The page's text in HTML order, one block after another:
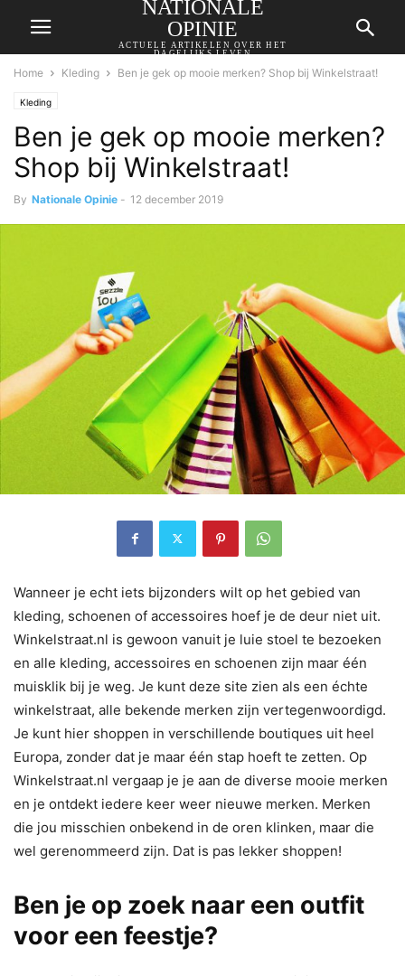
NATIONALE
OPINIE
ACTUELE ARTIKELEN OVER HET
DAGELIJKS LEVEN
Home Kleding Ben je gek op mooie merken? Shop bij Winkelstraat!
Kleding
Ben je gek op mooie merken?
Shop bij Winkelstraat!
By Nationale Opinie - 12 december 2019
Wanneer je echt iets bijzonders wilt op het gebied van
kleding, schoenen of accessoires hoef je de deur niet uit.
Winkelstraat.nl is gewoon vanuit je luie stoel te bezoeken
en alle kleding, accessoires en schoenen zijn maar één
muisklik bij je weg. Je kunt deze site zien als een échte
winkelstraat, alle bekende merken zijn vertegenwoordigd.
Je kunt hier shoppen in verschillende boutiques uit heel
Europa, zonder dat je maar één stap hoeft te zetten. Op
Winkelstraat.nl vergaap je je aan de diverse mooie merken
en je ontdekt iedere keer weer nieuwe merken. Merken
die jou misschien onbekend in de oren klinken, maar die
wel gerenommeerd zijn. Dat is pas lekker shoppen!
Ben je op zoek naar een outfit
voor een feestje?